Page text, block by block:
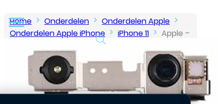
B2B Portaal
Klantenservice
Home Onderdelen
Onderdelen Apple
Onderdelen Apple iPhone
iPhone 11
Apple –
iPhone 11 – Camera voorkant